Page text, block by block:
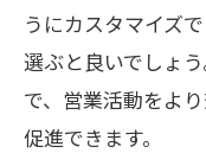
うにカスタマイズ
選ぶと良いでしょ
で、営業活動をよ
促進できます。